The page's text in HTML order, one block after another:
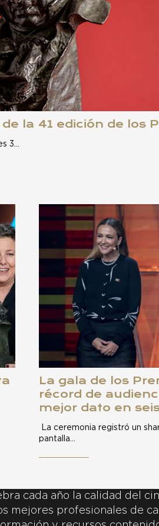
la 41 edición de los
3…
La gala de los
récord de
mejor dato en
La ceremonia registró un
pantalla…
cada año la calidad del
mejores profesionales de